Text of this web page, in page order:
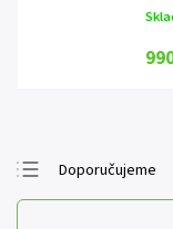
Doporučujeme
Nejlevnější